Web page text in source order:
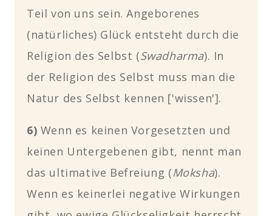
Teil von uns sein. Angeborenes
(natürliches) Glück entsteht durch die
Religion des Selbst (Swadharma). In
der Religion des Selbst muss man die
Natur des Selbst kennen ['wissen'].
6) Wenn es keinen Vorgesetzten und
keinen Untergebenen gibt, nennt man
das ultimative Befreiung (Moksha).
Wenn es keinerlei negative Wirkungen